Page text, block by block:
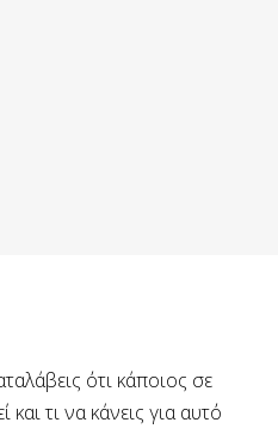
ότι κάποιος σε
και τι να κάνεις για αυτό